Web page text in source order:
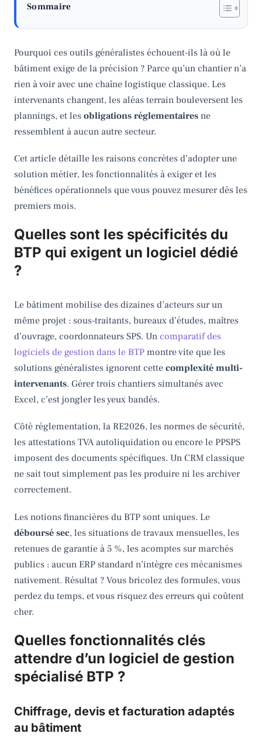
Sommaire
Pourquoi ces outils généralistes échouent-ils là où le
bâtiment exige de la précision ? Parce qu’un chantier n’a
rien à voir avec une chaîne logistique classique. Les
intervenants changent, les aléas terrain bouleversent les
plannings, et les obligations réglementaires ne
ressemblent à aucun autre secteur.
Cet article détaille les raisons concrètes d’adopter une
solution métier, les fonctionnalités à exiger et les
bénéfices opérationnels que vous pouvez mesurer dès les
premiers mois.
Quelles sont les spécificités du
BTP qui exigent un logiciel dédié
?
Le bâtiment mobilise des dizaines d’acteurs sur un
même projet : sous-traitants, bureaux d’études, maîtres
d’ouvrage, coordonnateurs SPS. Un comparatif des
logiciels de gestion dans le BTP montre vite que les
solutions généralistes ignorent cette complexité multi-
intervenants. Gérer trois chantiers simultanés avec
Excel, c’est jongler les yeux bandés.
Côté réglementation, la RE2026, les normes de sécurité,
les attestations TVA autoliquidation ou encore le PPSPS
imposent des documents spécifiques. Un CRM classique
ne sait tout simplement pas les produire ni les archiver
correctement.
Les notions financières du BTP sont uniques. Le
déboursé sec, les situations de travaux mensuelles, les
retenues de garantie à 5 %, les acomptes sur marchés
publics : aucun ERP standard n’intègre ces mécanismes
nativement. Résultat ? Vous bricolez des formules, vous
perdez du temps, et vous risquez des erreurs qui coûtent
cher.
Quelles fonctionnalités clés
attendre d’un logiciel de gestion
spécialisé BTP ?
Chiffrage, devis et facturation adaptés
au bâtiment